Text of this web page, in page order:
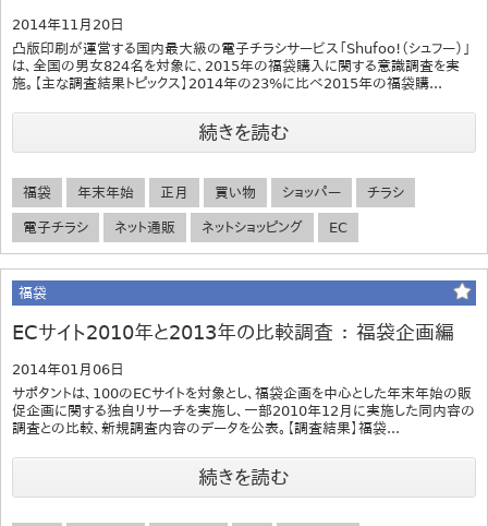
2014年11月20日
凸版印刷が運営する国内最大級の電子チラシサービス「Shufoo!（シュフー）」
は、全国の男女824名を対象に、2015年の福袋購入に関する意識調査を実
施。【主な調査結果トピックス】2014年の23%に比べ2015年の福袋購...
続きを読む
福袋 年末年始 正月 買い物 ショッパー チラシ
電子チラシ ネット通販 ネットショッピング EC
福袋
ECサイト2010年と2013年の比較調査 ： 福袋企画編
2014年01月06日
サポタントは、100のECサイトを対象とし、福袋企画を中心とした年末年始の販
促企画に関する独自リサーチを実施し、一部2010年12月に実施した同内容の
調査との比較、新規調査内容のデータを公表。【調査結果】福袋...
続きを読む